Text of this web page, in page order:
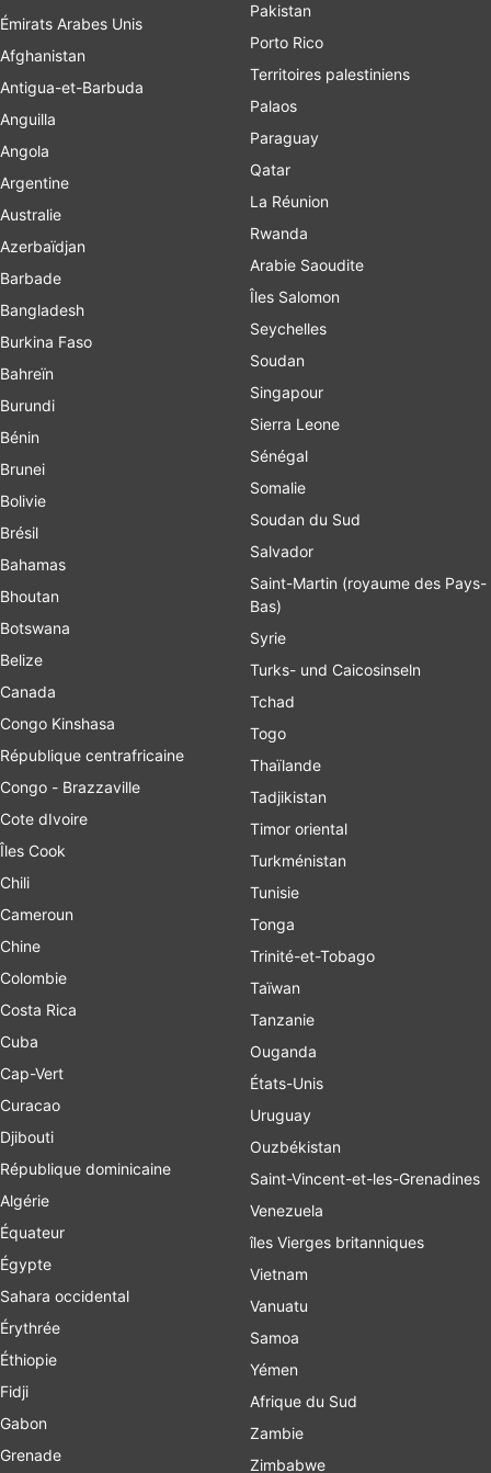
Émirats Arabes Unis
Afghanistan
Antigua-et-Barbuda
Anguilla
Angola
Argentine
Australie
Azerbaïdjan
Barbade
Bangladesh
Burkina Faso
Bahreïn
Burundi
Bénin
Brunei
Bolivie
Brésil
Bahamas
Bhoutan
Botswana
Belize
Canada
Congo Kinshasa
République centrafricaine
Congo - Brazzaville
Cote dIvoire
Îles Cook
Chili
Cameroun
Chine
Colombie
Costa Rica
Cuba
Cap-Vert
Curacao
Djibouti
République dominicaine
Algérie
Équateur
Égypte
Sahara occidental
Érythrée
Éthiopie
Fidji
Gabon
Grenade
Pakistan
Porto Rico
Territoires palestiniens
Palaos
Paraguay
Qatar
La Réunion
Rwanda
Arabie Saoudite
Îles Salomon
Seychelles
Soudan
Singapour
Sierra Leone
Sénégal
Somalie
Soudan du Sud
Salvador
Saint-Martin (royaume des Pays-
Bas)
Syrie
Turks- und Caicosinseln
Tchad
Togo
Thaïlande
Tadjikistan
Timor oriental
Turkménistan
Tunisie
Tonga
Trinité-et-Tobago
Taïwan
Tanzanie
Ouganda
États-Unis
Uruguay
Ouzbékistan
Saint-Vincent-et-les-Grenadines
Venezuela
îles Vierges britanniques
Vietnam
Vanuatu
Samoa
Yémen
Afrique du Sud
Zambie
Zimbabwe